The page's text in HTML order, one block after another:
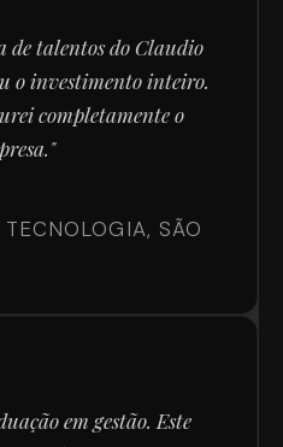
de talentos do Claudio
o investimento inteiro.
completamente o
TECNOLOGIA, SÃO
em gestão. Este